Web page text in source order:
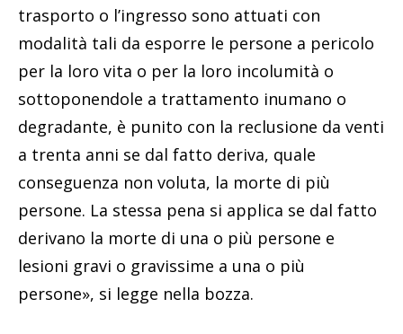
trasporto o l’ingresso sono attuati con
modalità tali da esporre le persone a pericolo
per la loro vita o per la loro incolumità o
sottoponendole a trattamento inumano o
degradante, è punito con la reclusione da venti
a trenta anni se dal fatto deriva, quale
conseguenza non voluta, la morte di più
persone. La stessa pena si applica se dal fatto
derivano la morte di una o più persone e
lesioni gravi o gravissime a una o più
persone», si legge nella bozza.